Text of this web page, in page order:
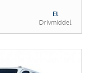
El
Drivmiddel